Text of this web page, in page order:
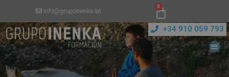
info@grupoinenka.lat
0
+34 910 059 793